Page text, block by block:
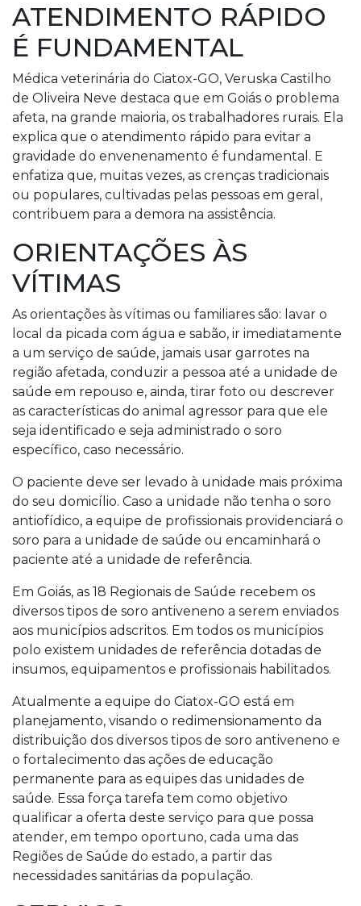
ATENDIMENTO RÁPIDO
É FUNDAMENTAL
Médica veterinária do Ciatox-GO, Veruska Castilho
de Oliveira Neve destaca que em Goiás o problema
afeta, na grande maioria, os trabalhadores rurais. Ela
explica que o atendimento rápido para evitar a
gravidade do envenenamento é fundamental. E
enfatiza que, muitas vezes, as crenças tradicionais
ou populares, cultivadas pelas pessoas em geral,
contribuem para a demora na assistência.
ORIENTAÇÕES ÀS
VÍTIMAS
As orientações às vítimas ou familiares são: lavar o
local da picada com água e sabão, ir imediatamente
a um serviço de saúde, jamais usar garrotes na
região afetada, conduzir a pessoa até a unidade de
saúde em repouso e, ainda, tirar foto ou descrever
as características do animal agressor para que ele
seja identificado e seja administrado o soro
específico, caso necessário.
O paciente deve ser levado à unidade mais próxima
do seu domicílio. Caso a unidade não tenha o soro
antiofídico, a equipe de profissionais providenciará o
soro para a unidade de saúde ou encaminhará o
paciente até a unidade de referência.
Em Goiás, as 18 Regionais de Saúde recebem os
diversos tipos de soro antiveneno a serem enviados
aos municípios adscritos. Em todos os municípios
polo existem unidades de referência dotadas de
insumos, equipamentos e profissionais habilitados.
Atualmente a equipe do Ciatox-GO está em
planejamento, visando o redimensionamento da
distribuição dos diversos tipos de soro antiveneno e
o fortalecimento das ações de educação
permanente para as equipes das unidades de
saúde. Essa força tarefa tem como objetivo
qualificar a oferta deste serviço para que possa
atender, em tempo oportuno, cada uma das
Regiões de Saúde do estado, a partir das
necessidades sanitárias da população.